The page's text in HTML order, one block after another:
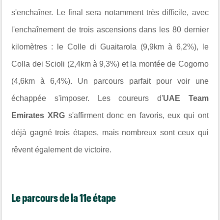
s'enchaîner. Le final sera notamment très difficile, avec
l'enchaînement de trois ascensions dans les 80 dernier
kilomètres : le Colle di Guaitarola (9,9km à 6,2%), le
Colla dei Scioli (2,4km à 9,3%) et la montée de Cogorno
(4,6km à 6,4%). Un parcours parfait pour voir une
échappée s'imposer. Les coureurs d'UAE Team
Emirates XRG s'affirment donc en favoris, eux qui ont
déjà gagné trois étapes, mais nombreux sont ceux qui
rêvent également de victoire.
Le parcours de la 11e étape